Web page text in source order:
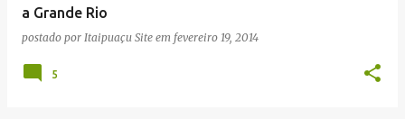
a Grande Rio
postado por Itaipuaçu Site em fevereiro 19, 2014
5